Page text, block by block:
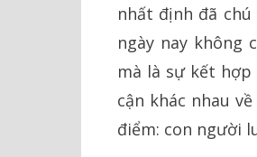
nhất định đã
ngày nay không
mà là sự kết hợp
cận khác nhau
điểm: con người